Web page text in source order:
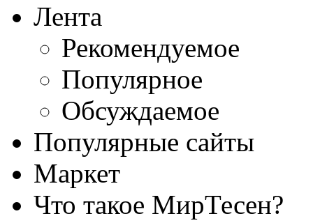
Лента
Рекомендуемое
Популярное
Обсуждаемое
Популярные сайты
Маркет
Что такое МирТесен?